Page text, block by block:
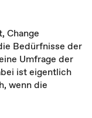
Change
Bedürfnisse der
Umfrage der
ist eigentlich
wenn die